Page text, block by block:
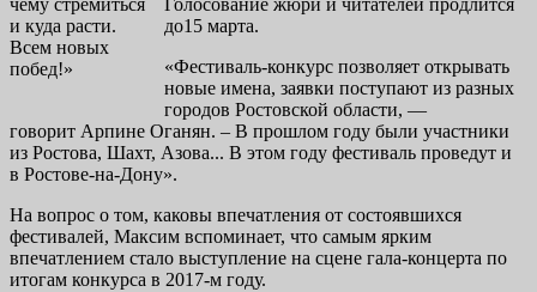
чему стремиться
и куда расти.
Всем новых
побед!»
Голосование жюри и читателей продлится
до15 марта.
«Фестиваль-конкурс позволяет открывать
новые имена, заявки поступают из разных
городов Ростовской области, —
говорит Арпине Оганян. – В прошлом году были участники
из Ростова, Шахт, Азова... В этом году фестиваль проведут и
в Ростове-на-Дону».
На вопрос о том, каковы впечатления от состоявшихся
фестивалей, Максим вспоминает, что самым ярким
впечатлением стало выступление на сцене гала-концерта по
итогам конкурса в 2017-м году.